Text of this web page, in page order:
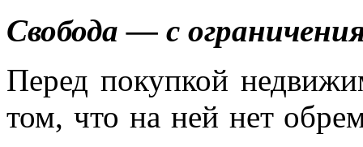
Свобода — с
Перед покупкой
том, что на ней нет